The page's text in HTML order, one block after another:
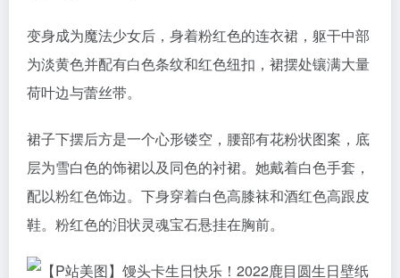
变身成为魔法少女后，身着粉红色的连衣裙，躯干中部
为淡黄色并配有白色条纹和红色纽扣，裙摆处镶满大量
荷叶边与蕾丝带。
裙子下摆后方是一个心形镂空，腰部有花粉状图案，底
层为雪白色的饰裙以及同色的衬裙。她戴着白色手套，
配以粉红色饰边。下身穿着白色高膝袜和酒红色高跟皮
鞋。粉红色的泪状灵魂宝石悬挂在胸前。